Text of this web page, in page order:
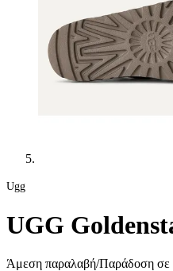
Ugg
UGG
Άμεση παραλαβή/Παράδοση σε